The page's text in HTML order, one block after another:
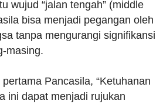
wujud “jalan tengah” (middle
bisa menjadi pegangan oleh
tanpa mengurangi signifikansi
masing.
Pancasila, “Ketuhanan
ini dapat menjadi rujukan